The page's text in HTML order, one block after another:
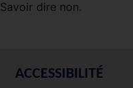
Savoir dire non.
ACCESSIBILITÉ